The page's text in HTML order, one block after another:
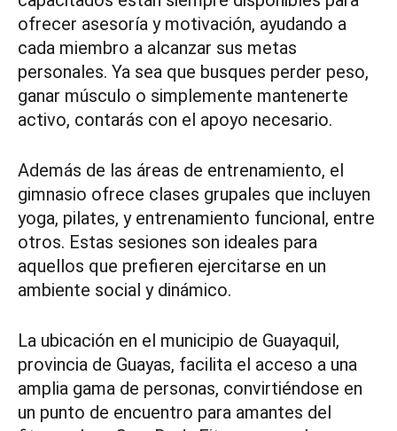
ofrecer asesoría y motivación, ayudando a
cada miembro a alcanzar sus metas
personales. Ya sea que busques perder peso,
ganar músculo o simplemente mantenerte
activo, contarás con el apoyo necesario.
Además de las áreas de entrenamiento, el
gimnasio ofrece clases grupales que incluyen
yoga, pilates, y entrenamiento funcional, entre
otros. Estas sesiones son ideales para
aquellos que prefieren ejercitarse en un
ambiente social y dinámico.
La ubicación en el municipio de Guayaquil,
provincia de Guayas, facilita el acceso a una
amplia gama de personas, convirtiéndose en
un punto de encuentro para amantes del